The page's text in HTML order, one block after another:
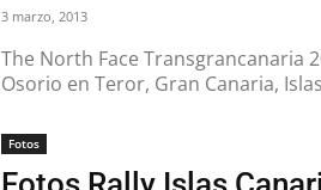
3 marzo, 2013
The North Face Transgrancanaria
Osorio en Teror, Gran Canaria,
Fotos